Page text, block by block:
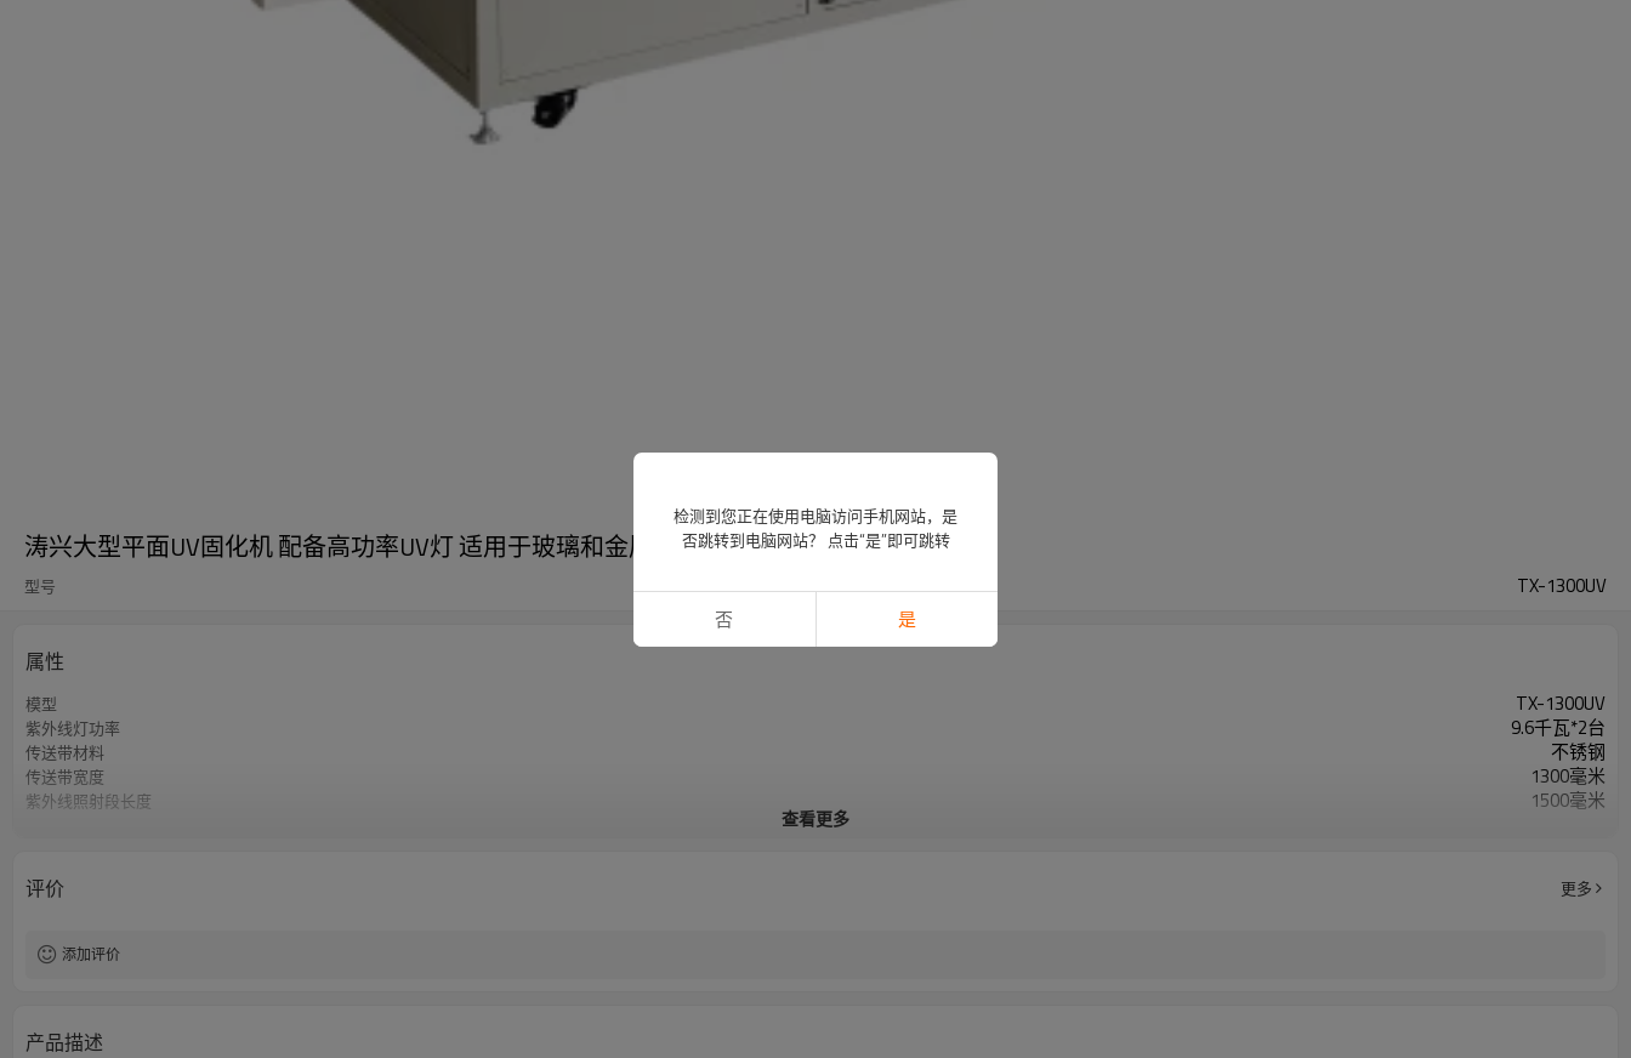
涛兴大型平面UV固化机 配备高功率UV灯 适用于玻璃和金属板材印刷
型号 TX-1300UV
属性
模型 TX-1300UV
紫外线灯功率 9.6千瓦*2台
传送带材料 不锈钢
传送带宽度 1300毫米
紫外线照射段长度 1500毫米
输入速度
驱动类型 变速电机驱动器
整体尺寸
重量
查看更多
评价 更多
添加评价
产品描述
检测到您正在使用电脑访问手机网站，是
否跳转到电脑网站？ 点击“是”即可跳转
否 是